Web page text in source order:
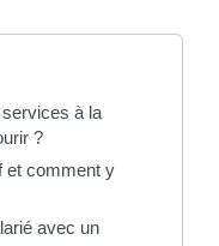
à la
?
et comment y
avec un